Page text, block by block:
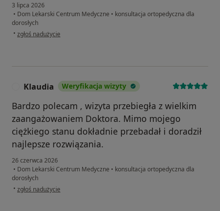
3 lipca 2026
• Dom Lekarski Centrum Medyczne • konsultacja ortopedyczna dla
dorosłych
• w opinii użytkownika Alicja
zgłoś nadużycie
Klaudia Weryfikacja wizyty
Bardzo polecam , wizyta przebiegła z wielkim
zaangażowaniem Doktora. Mimo mojego
ciężkiego stanu dokładnie przebadał i doradził
najlepsze rozwiązania.
26 czerwca 2026
• Dom Lekarski Centrum Medyczne • konsultacja ortopedyczna dla
dorosłych
• w opinii użytkownika Klaudia
zgłoś nadużycie